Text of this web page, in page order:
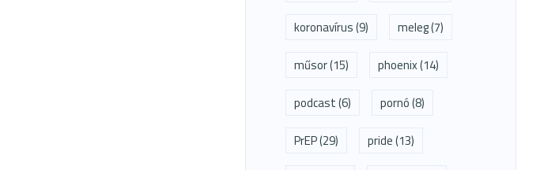
koronavírus(9) meleg(7)
műsor(15) phoenix(14)
podcast(6) pornó(8)
PrEP(29) pride(13)